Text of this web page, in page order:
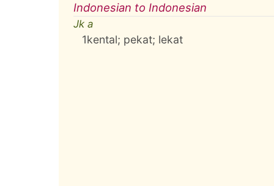
Indonesian to Indonesian
Jk a
1kental; pekat; lekat